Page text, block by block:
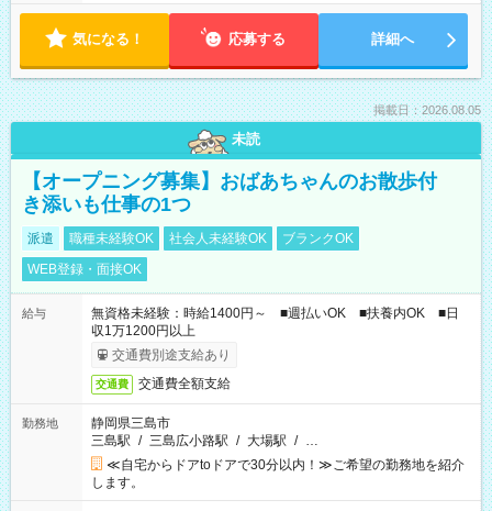
気になる！ 応募する 詳細へ
掲載日：2026.08.05
未読
【オープニング募集】おばあちゃんのお散歩付
き添いも仕事の1つ
派遣 職種未経験OK 社会人未経験OK
ブランクOK
WEB登録・面接OK
給与
無資格未経験：時給1400円～ ■週払いOK ■扶養内OK ■日
収1万1200円以上
交通費別途支給あり
交通費 交通費全額支給
勤務地
静岡県三島市
三島駅 / 三島広小路駅 / 大場駅 / …
≪自宅からドアtoドアで30分以内！≫ご希望の勤務地を紹介
します。